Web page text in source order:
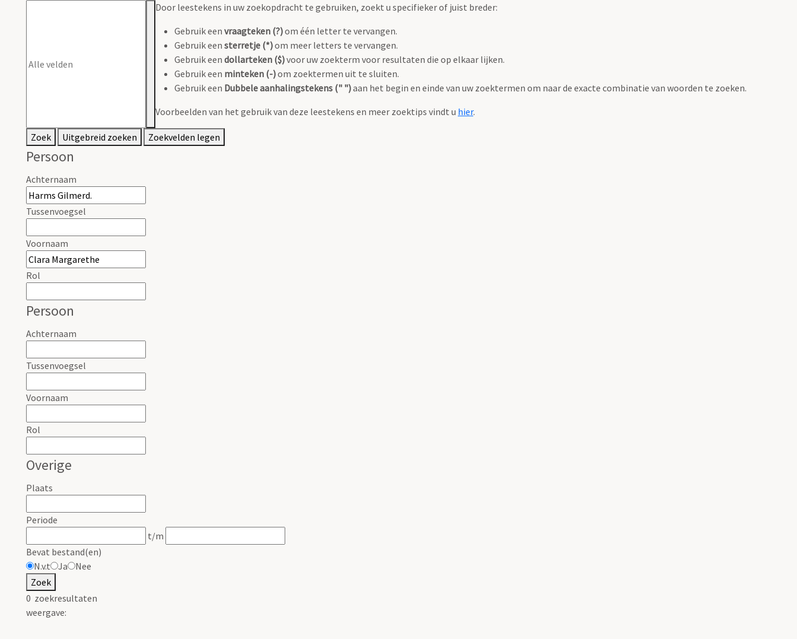
Door leestekens in uw zoekopdracht te gebruiken, zoekt u specifieker of juist breder:
Gebruik een vraagteken (?)om één letter te vervangen.
Gebruik een sterretje (*)om meer letters te vervangen.
Gebruik een dollarteken ($)voor uw zoekterm voor resultaten die op elkaar lijken.
Gebruik een minteken (-)om zoektermen uit te sluiten.
Gebruik een Dubbele aanhalingstekens (" ")aan het begin en einde van uw zoektermen om naar de exacte combinatie van woorden te zoeken.
Voorbeelden van het gebruik van deze leestekens en meer zoektips vindt u hier.
Zoek Uitgebreid zoeken Zoekvelden legen
Persoon
Achternaam
Tussenvoegsel
Voornaam
Rol
Persoon
Achternaam
Tussenvoegsel
Voornaam
Rol
Overige
Plaats
Periode
t/m
Bevat bestand(en)
N.v.t
Ja
Nee
Zoek
0 zoekresultaten
weergave: